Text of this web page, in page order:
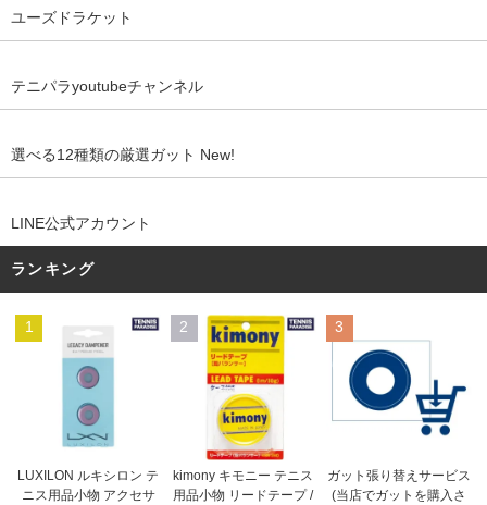
ユーズドラケット
テニパラyoutubeチャンネル
選べる12種類の厳選ガット New!
LINE公式アカウント
ランキング
1
LUXILON ルキシロン テ
ニス用品小物 アクセサ
2
kimony キモニー テニス
用品小物 リードテープ /
3
ガット張り替えサービス
(当店でガットを購入さ